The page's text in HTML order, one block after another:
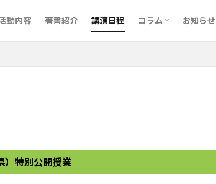
動内容 著書紹介 講演日程 コラム お知らせ
）特別公開授業